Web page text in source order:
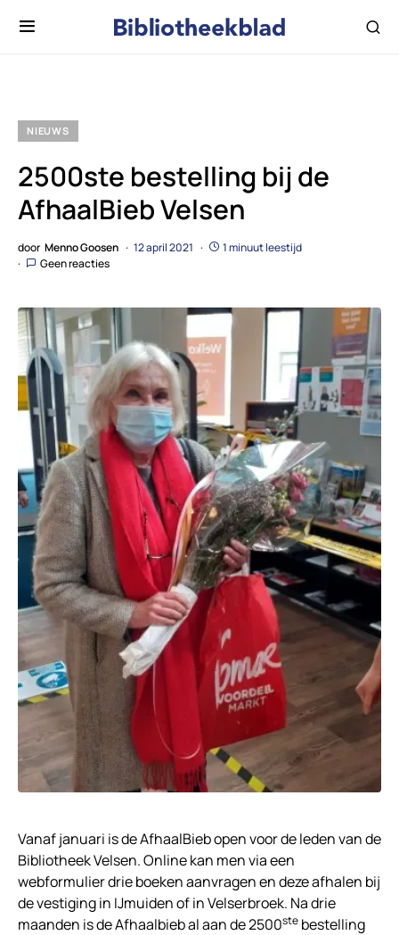
NIEUWS
2500ste bestelling bij de
AfhaalBieb Velsen
door Menno Goosen 12 april 2021
1 minuut leestijd
Geen reacties
Vanaf januari is de AfhaalBieb open voor de leden van de
Bibliotheek Velsen. Online kan men via een
webformulier drie boeken aanvragen en deze afhalen bij
de vestiging in IJmuiden of in Velserbroek. Na drie
maanden is de Afhaalbieb al aan de 2500ste bestelling